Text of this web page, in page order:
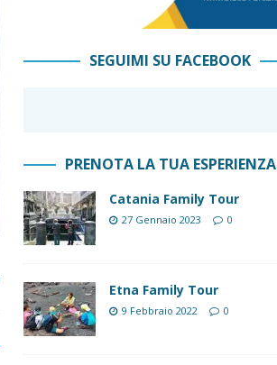
SEGUIMI SU FACEBOOK
PRENOTA LA TUA ESPERIENZA
Catania Family Tour
27 Gennaio 2023 0
Etna Family Tour
9 Febbraio 2022 0